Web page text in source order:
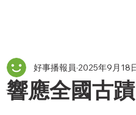
響應全國古
好事播報員 2025年9月18